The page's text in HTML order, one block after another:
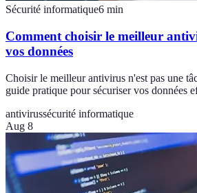
Sécurité informatique6 min
Comment choisir le meilleur
vos données
Choisir le meilleur antivirus n'est pas une
guide pratique pour sécuriser vos données
antivirussécurité informatique
Aug 8